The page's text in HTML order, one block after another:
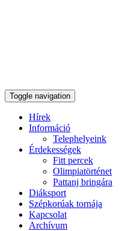
Toggle navigation
Hírek
Információ
Telephelyeink
Érdekességek
Fitt percek
Olimpiatörténet
Pattanj bringára
Diáksport
Szépkorúak tornája
Kapcsolat
Archívum